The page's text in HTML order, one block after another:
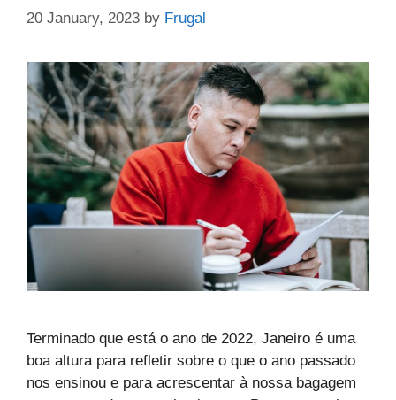
20 January, 2023 by Frugal
Terminado que está o ano de 2022, Janeiro é uma
boa altura para refletir sobre o que o ano passado
nos ensinou e para acrescentar à nossa bagagem